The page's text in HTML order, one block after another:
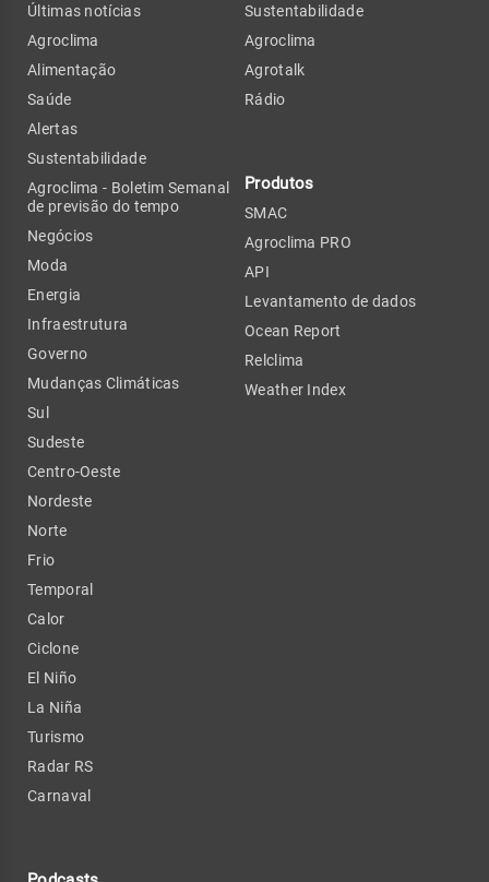
Últimas notícias
Agroclima
Alimentação
Saúde
Alertas
Sustentabilidade
Agroclima - Boletim Semanal
de previsão do tempo
Negócios
Moda
Energia
Infraestrutura
Governo
Mudanças Climáticas
Sul
Sudeste
Centro-Oeste
Nordeste
Norte
Frio
Temporal
Calor
Ciclone
El Niño
La Niña
Turismo
Radar RS
Carnaval
Sustentabilidade
Agroclima
Agrotalk
Rádio
Produtos
SMAC
Agroclima PRO
API
Levantamento de dados
Ocean Report
Relclima
Weather Index